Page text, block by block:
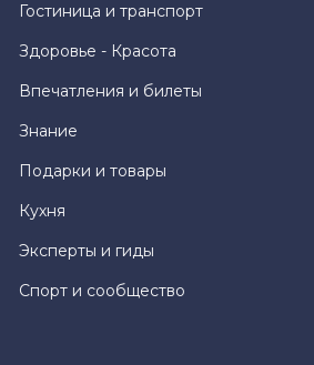
Гостиница и транспорт
Здоровье - Красота
Впечатления и билеты
Знание
Подарки и товары
Кухня
Эксперты и гиды
Спорт и сообщество